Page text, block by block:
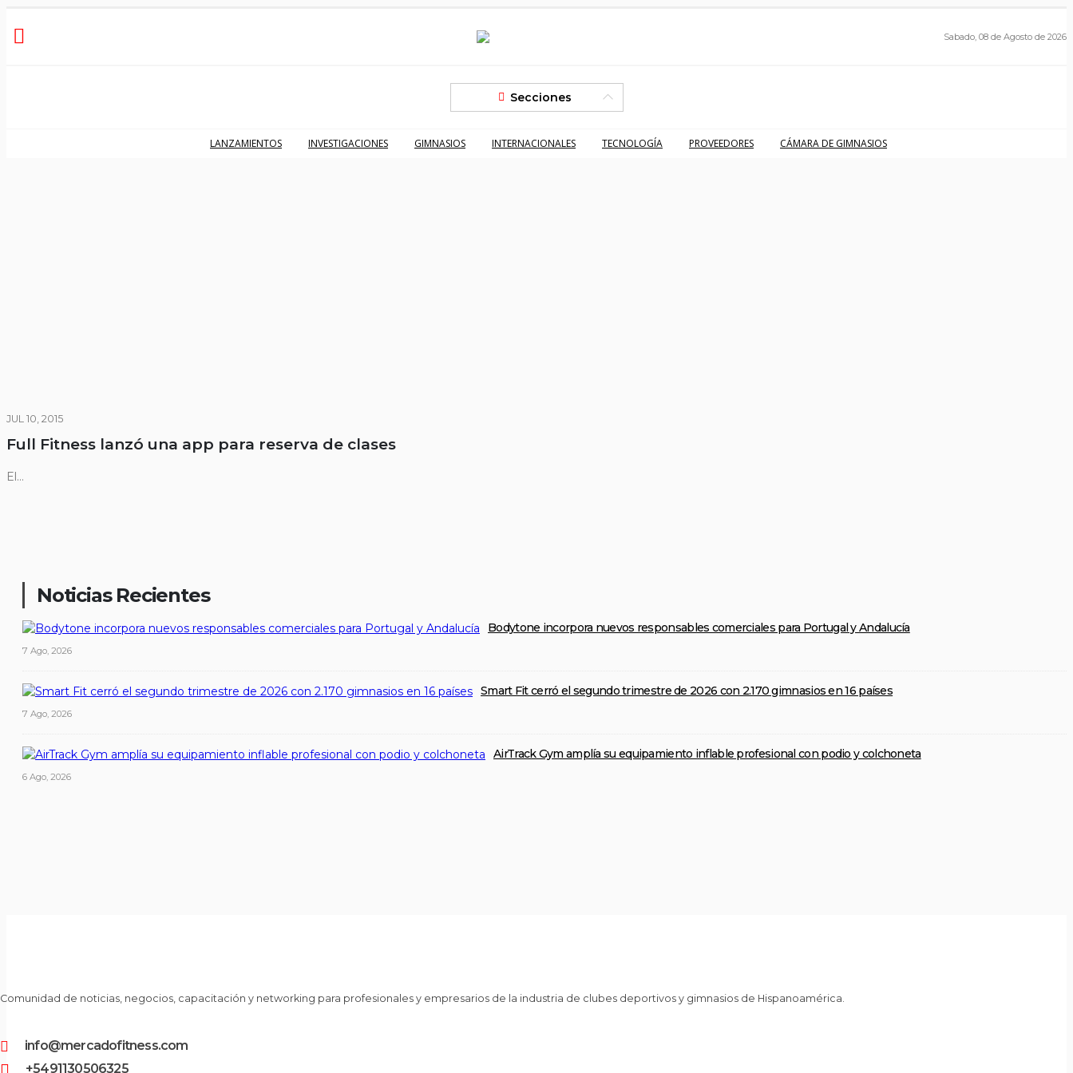
Sabado, 08 de Agosto de 2026
Secciones
LANZAMIENTOS INVESTIGACIONES GIMNASIOS INTERNACIONALES TECNOLOGÍA PROVEEDORES CÁMARA DE GIMNASIOS
JUL 10, 2015
Full Fitness lanzó una app para reserva de clases
El...
Noticias Recientes
Bodytone incorpora nuevos responsables comerciales para Portugal y Andalucía
7 Ago, 2026
Smart Fit cerró el segundo trimestre de 2026 con 2.170 gimnasios en 16 países
7 Ago, 2026
AirTrack Gym amplía su equipamiento inflable profesional con podio y colchoneta
6 Ago, 2026
Comunidad de noticias, negocios, capacitación y networking para profesionales y empresarios de la industria de clubes deportivos y gimnasios de Hispanoamérica.
info@mercadofitness.com
+5491130506325